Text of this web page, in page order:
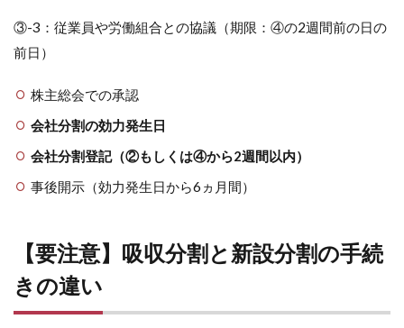
③-3：従業員や労働組合との協議（期限：④の2週間前の日の
前日）
株主総会での承認
会社分割の効力発生日
会社分割登記（②もしくは④から2週間以内）
事後開示（効力発生日から6ヵ月間）
【要注意】吸収分割と新設分割の手続
きの違い